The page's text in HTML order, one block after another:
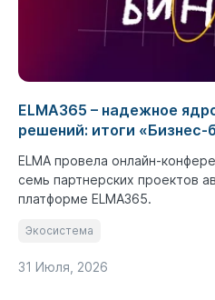
ELMA365 – надежное
решений: итоги «Бизнес-
ELMA провела онлайн-
семь партнерских проектов
платформе ELMA365.
Экосистема
31 Июля, 2026